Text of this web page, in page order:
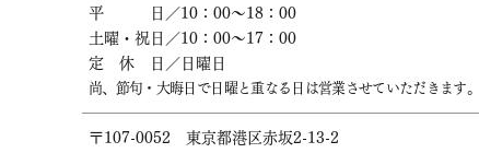
平 日／10：00～18：00
土曜・祝日／10：00～17：00
定 休 日／日曜日
尚、節句・大晦日で日曜と重なる日は営業させていただきます。
〒107-0052 東京都港区赤坂2-13-2